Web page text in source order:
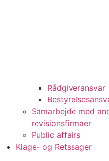
Rådgiveransvar
Samarbejde med
revisionsfirmaer
Public affairs
Klage- og Retssager